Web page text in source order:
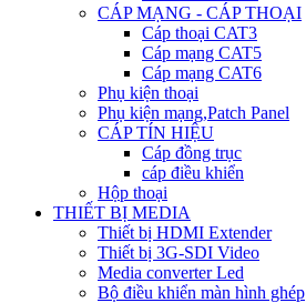
CÁP MẠNG - CÁP THOẠI
Cáp thoại CAT3
Cáp mạng CAT5
Cáp mạng CAT6
Phụ kiện thoại
Phụ kiện mạng,Patch Panel
CÁP TÍN HIỆU
Cáp đồng trục
cáp điều khiển
Hộp thoại
THIẾT BỊ MEDIA
Thiết bị HDMI Extender
Thiết bị 3G-SDI Video
Media converter Led
Bộ điều khiển màn hình ghép